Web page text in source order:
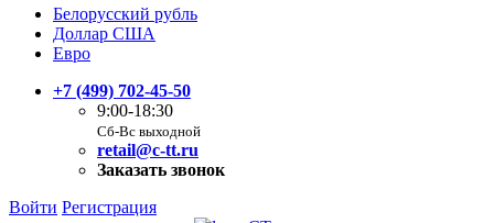
Белорусский рубль
Доллар США
Евро
+7 (499) 702-45-50
9:00-18:30
Сб-Вс выходной
retail@c-tt.ru
Заказать звонок
Войти Регистрация